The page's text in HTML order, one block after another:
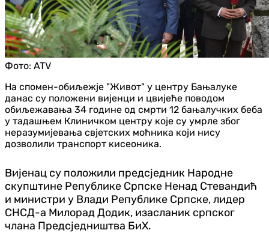
Фото: ATV
На спомен-обиљежје "Живот" у центру Бањалуке
данас су положени вијенци и цвијеће поводом
обиљежавања 34 године од смрти 12 бањалучких беба
у тадашњем Клиничком центру које су умрле због
неразумијевања свјетских моћника који нису
дозволили транспорт кисеоника.
Вијенац су положили предсједник Народне
скупштине Републике Српске Ненад Стевандић
и министри у Влади Републике Српске, лидер
СНСД-а Милорад Додик, изасланик српског
члана Предсједништва БиХ.